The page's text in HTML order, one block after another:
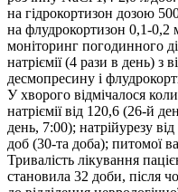
на гідрокортизон дозою
на флудрокортизон 0,1-0,2
моніторинг погодинного
натріємії (4 рази в день) з
десмопресину і
У хворого відмічалося
натріємії від 120,6 (26-й
день, 7:00); натрійурезу
доб (30-та доба); питомої
Тривалість лікування
становила 32 доби, після